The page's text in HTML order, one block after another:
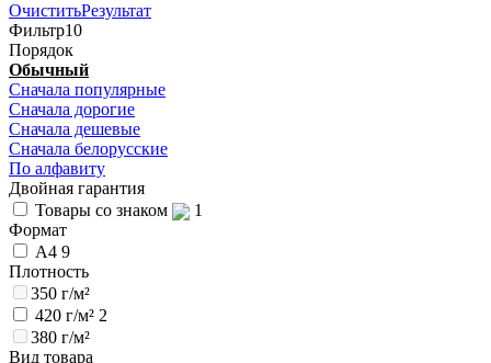
ОчиститьРезультат
Фильтр10
Порядок
Обычный
Сначала популярные
Сначала дорогие
Сначала дешевые
Сначала белорусские
По алфавиту
Двойная гарантия
Товары со знаком
1
Формат
А4 9
Плотность
350 г/м²
420 г/м² 2
380 г/м²
Вид товара